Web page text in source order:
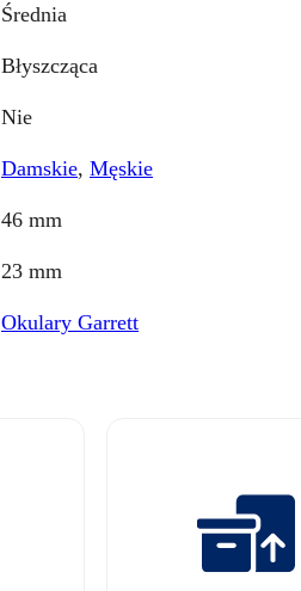
Średnia
Błyszcząca
Nie
Damskie, Męskie
46 mm
23 mm
Okulary Garrett